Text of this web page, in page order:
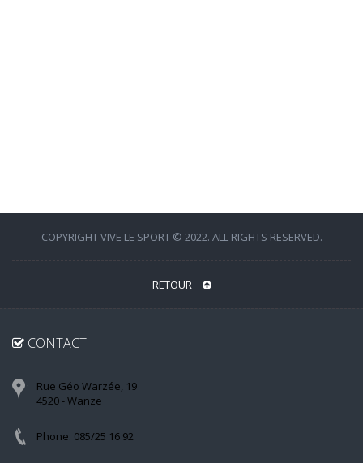
COPYRIGHT VIVE LE SPORT © 2022. ALL RIGHTS RESERVED.
RETOUR
CONTACT
Rue Géo Warzée, 19
4520 - Wanze
Phone: 085/25 16 92